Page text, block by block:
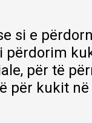
si e
për të
për kukit